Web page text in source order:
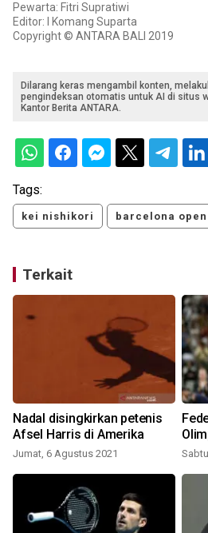
Pewarta: Fitri Supratiwi
Editor: I Komang Suparta
Copyright © ANTARA BALI 2019
Dilarang keras mengambil konten,
pengindeksan otomatis untuk AI di situs
Kantor Berita ANTARA.
Tags:
kei nishikori barcelona open
Terkait
Nadal disingkirkan petenis
Afsel Harris di Amerika
Jumat, 6 Agustus 2021